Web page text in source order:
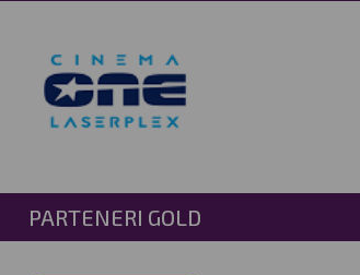
PARTENERI GOLD